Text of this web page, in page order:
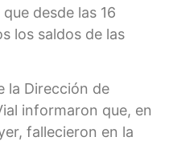
desde las 16
los saldos de las
la Dirección de
informaron que, en
fallecieron en la